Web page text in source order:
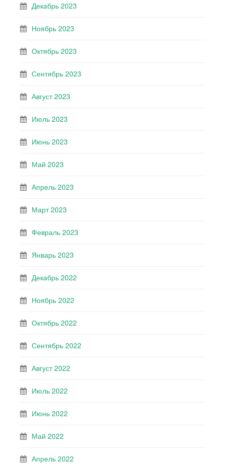
Декабрь 2023
Ноябрь 2023
Октябрь 2023
Сентябрь 2023
Август 2023
Июль 2023
Июнь 2023
Май 2023
Апрель 2023
Март 2023
Февраль 2023
Январь 2023
Декабрь 2022
Ноябрь 2022
Октябрь 2022
Сентябрь 2022
Август 2022
Июль 2022
Июнь 2022
Май 2022
Апрель 2022